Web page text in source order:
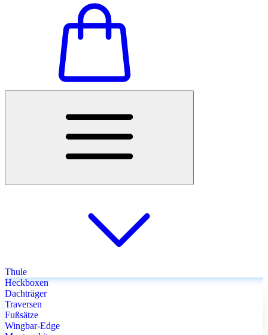
Thule
Heckboxen
Dachträger
Traversen
Fußsätze
Wingbar-Edge